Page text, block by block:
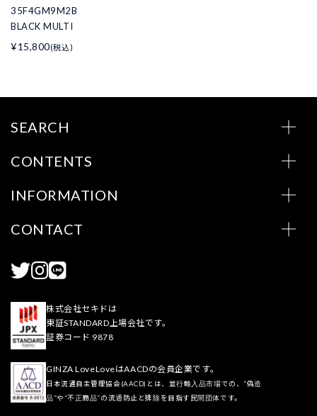
35F4GM9M2B
BLACK MULTI
¥15,800(税込)
SEARCH
CONTENTS
INFORMATION
CONTACT
株式会社セキドは
東証STANDARD上場会社です。
証券コード 9878
GINZA LoveLoveはAACDの会員企業です。
日本流通自主管理協会(AACD)とは、並行輸入品市場での、“偽造
品”や“不正商品”の流通防止と排除を目指す民間団体です。